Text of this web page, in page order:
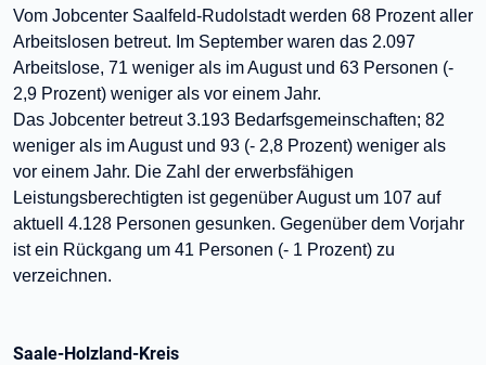
Vom Jobcenter Saalfeld-Rudolstadt werden 68 Prozent aller
Arbeitslosen betreut. Im September waren das 2.097
Arbeitslose, 71 weniger als im August und 63 Personen (-
2,9 Prozent) weniger als vor einem Jahr.
Das Jobcenter betreut 3.193 Bedarfsgemeinschaften; 82
weniger als im August und 93 (- 2,8 Prozent) weniger als
vor einem Jahr. Die Zahl der erwerbsfähigen
Leistungsberechtigten ist gegenüber August um 107 auf
aktuell 4.128 Personen gesunken. Gegenüber dem Vorjahr
ist ein Rückgang um 41 Personen (- 1 Prozent) zu
verzeichnen.
Saale-Holzland-Kreis